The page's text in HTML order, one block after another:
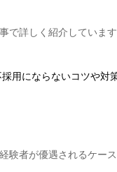
で詳しく紹介しています
用にならないコツや対
験者が優遇されるケー